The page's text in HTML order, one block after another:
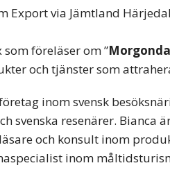
Export via Jämtland
föreläser om ”
och tjänster som
inom svensk
svenska resenärer. Bianca
och konsult inom
inom